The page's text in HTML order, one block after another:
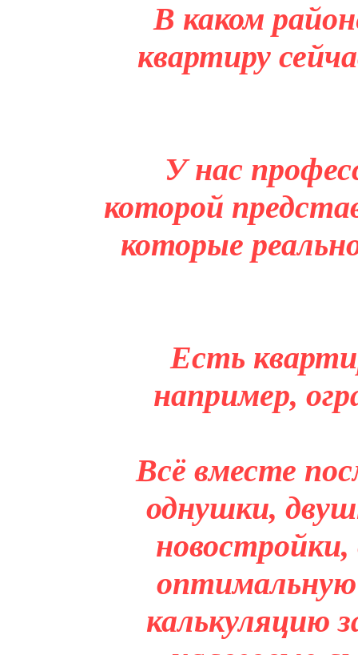
В каком
квартиру
У нас
которой
которые
Есть
например,
Всё вместе
однушки,
оптимальную
калькуляцию